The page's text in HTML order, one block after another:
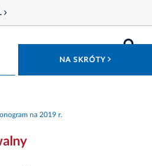
NA SKRÓTY
na 2019 r.